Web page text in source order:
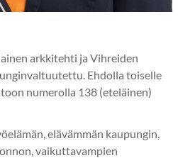
arkkitehti ja Vihreiden
Ehdolla toiselle
numerolla 138 (eteläinen)
elävämmän kaupungin,
vaikuttavampien